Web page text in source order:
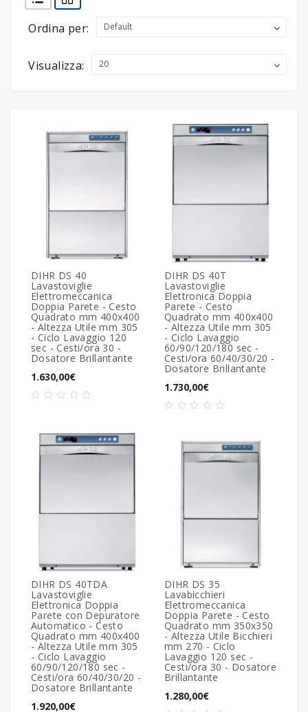
Ordina per:
Visualizza:
DIHR DS 40
Lavastoviglie
Elettromeccanica
Doppia Parete - Cesto
Quadrato mm 400x400
- Altezza Utile mm 305
- Ciclo Lavaggio 120
sec - Cesti/ora 30 -
Dosatore Brillantante
1.630,00€
DIHR DS 40T
Lavastoviglie
Elettronica Doppia
Parete - Cesto
Quadrato mm 400x400
- Altezza Utile mm 305
- Ciclo Lavaggio
60/90/120/180 sec -
Cesti/ora 60/40/30/20 -
Dosatore Brillantante
1.730,00€
DIHR DS 40TDA
Lavastoviglie
Elettronica Doppia
Parete con Depuratore
Automatico - Cesto
Quadrato mm 400x400
- Altezza Utile mm 305
- Ciclo Lavaggio
60/90/120/180 sec -
Cesti/ora 60/40/30/20 -
Dosatore Brillantante
1.920,00€
DIHR DS 35
Lavabicchieri
Elettromeccanica
Doppia Parete - Cesto
Quadrato mm 350x350
- Altezza Utile Bicchieri
mm 270 - Ciclo
Lavaggio 120 sec -
Cesti/ora 30 - Dosatore
Brillantante
1.280,00€